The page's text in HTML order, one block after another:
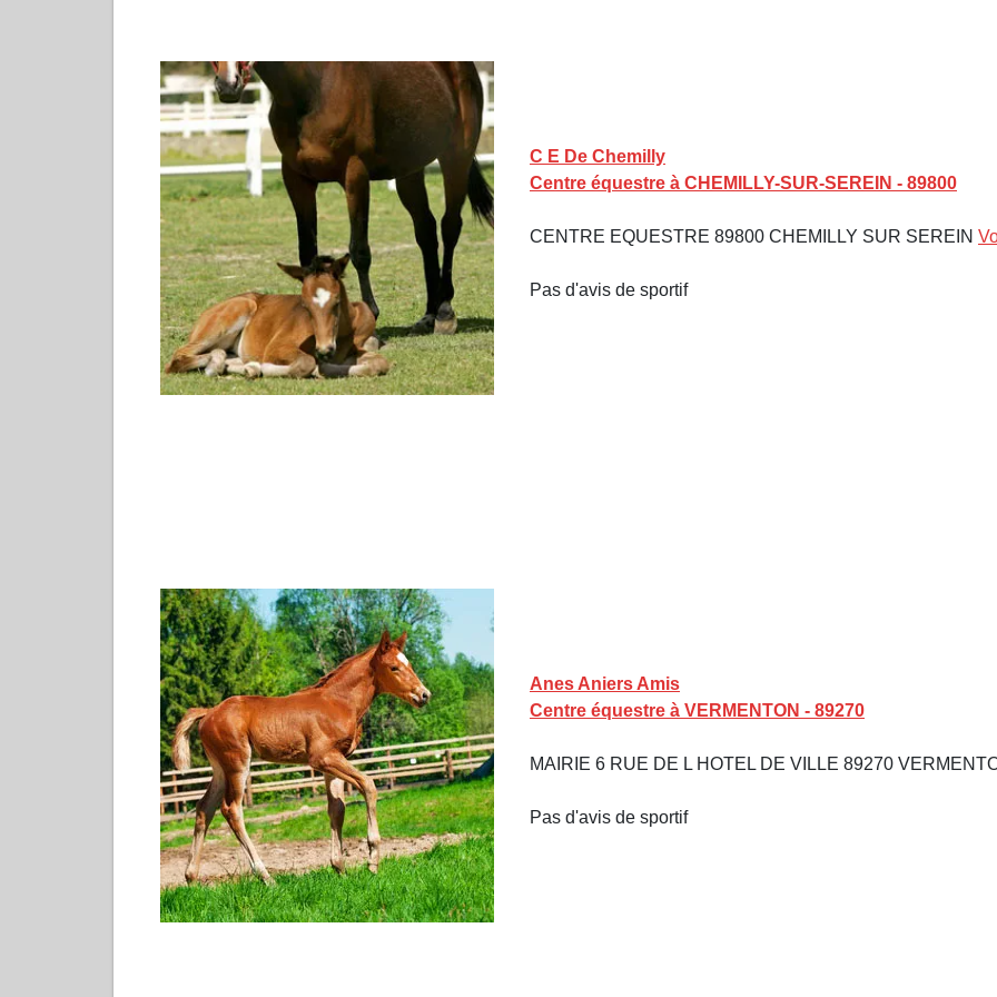
C E De Chemilly
Centre équestre à CHEMILLY-SUR-SEREIN - 89800
CENTRE EQUESTRE 89800 CHEMILLY SUR SEREIN
Pas d'avis de sportif
Anes Aniers Amis
Centre équestre à VERMENTON - 89270
MAIRIE 6 RUE DE L HOTEL DE VILLE 89270
Pas d'avis de sportif